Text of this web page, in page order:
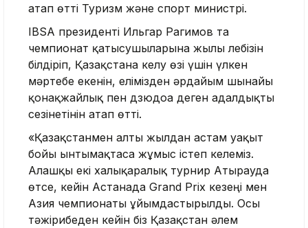
атап өтті Туризм және спорт министрі.
IBSA президенті Ильгар Рагимов та
чемпионат қатысушыларына жылы лебізін
білдіріп, Қазақстанға келу өзі үшін үлкен
мәртебе екенін, елімізден әрдайым шынайы
қонақжайлық пен дзюдоға деген адалдықты
сезінетінін атап өтті.
«Қазақстанмен алты жылдан астам уақыт
бойы ынтымақтаса жұмыс істеп келеміз.
Алғашқы екі халықаралық турнир Атырауда
өтсе, кейін Астанада Grand Prix кезеңі мен
Азия чемпионаты ұйымдастырылды. Осы
тәжірибеден кейін біз Қазақстан әлем